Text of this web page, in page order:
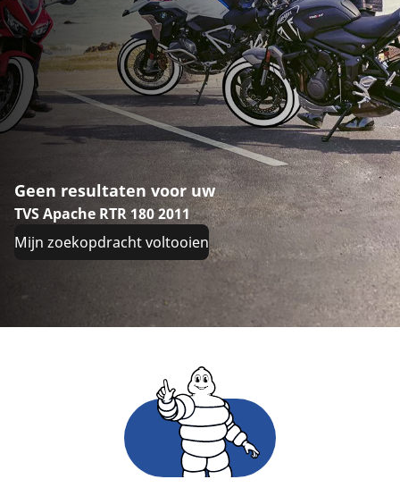
Geen resultaten voor uw
TVS Apache RTR 180 2011
Mijn zoekopdracht voltooien